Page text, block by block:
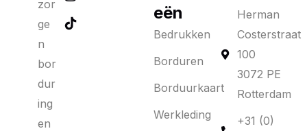
zor
ge
n
bor
dur
ing
en
eën
Bedrukken
Borduren
Borduurkaart
Werkleding
Herman
Costerstraat
100
3072 PE
Rotterdam
+31 (0)